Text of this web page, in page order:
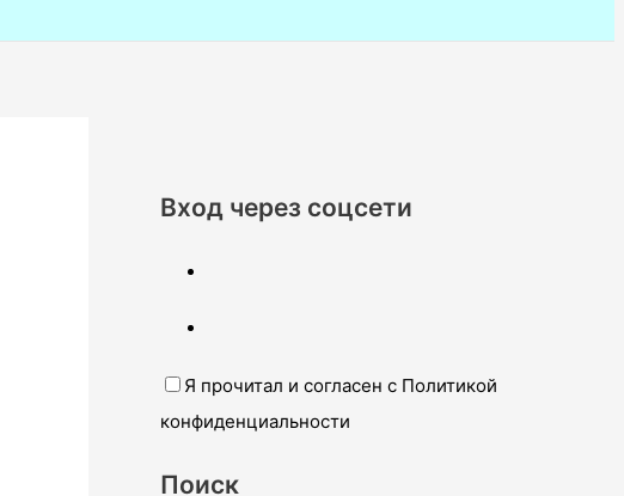
Вход через соцсети
Я прочитал и согласен с Политикой
конфиденциальности
Поиск